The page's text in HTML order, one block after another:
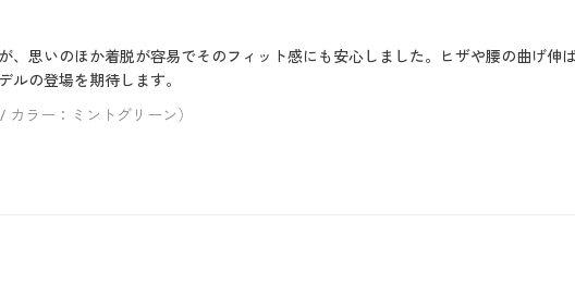
思いのほか着脱が容易でそのフィット感にも安心しました。ヒザや腰の曲げ伸
の登場を期待します。
ラー：ミントグリーン）